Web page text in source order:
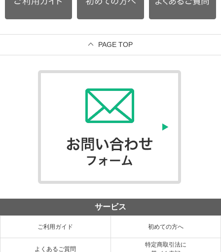
PAGE TOP
サービス
ご利用ガイド 初めての方へ
よくあるご質問
特定商取引法に